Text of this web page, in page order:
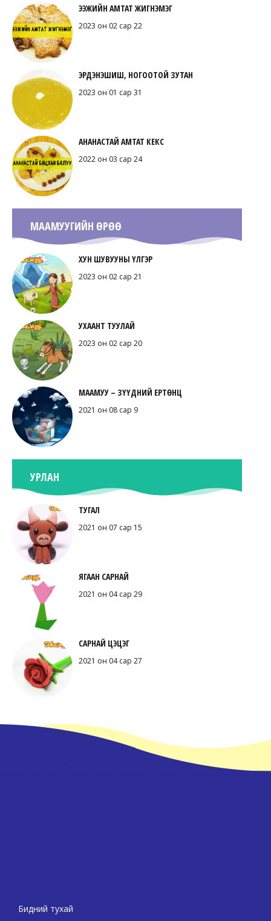
ЭЭЖИЙН АМТАТ ЖИГНЭМЭГ
2023 он 02 сар 22
ЭРДЭНЭШИШ, НОГООТОЙ ЗУТАН
2023 он 01 сар 31
АНАНАСТАЙ АМТАТ КЕКС
2022 он 03 сар 24
МААМУУГИЙН ӨРӨӨ
ХУН ШУВУУНЫ ҮЛГЭР
2023 он 02 сар 21
УХААНТ ТУУЛАЙ
2023 он 02 сар 20
МААМУУ – ЗҮҮДНИЙ ЕРТӨНЦ
2021 он 08 сар 9
УРЛАН
ТУГАЛ
2021 он 07 сар 15
ЯГААН САРНАЙ
2021 он 04 сар 29
САРНАЙ ЦЭЦЭГ
2021 он 04 сар 27
Бидний тухай